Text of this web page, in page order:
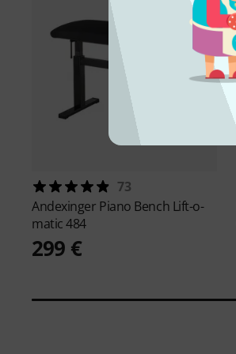
73
Andexinger Piano Bench Lift-o-
matic 484
299 €